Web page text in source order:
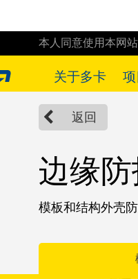
本人同意使用本网
关于多卡
多卡安全系统 Edge
返回
边缘
模板和结构外壳